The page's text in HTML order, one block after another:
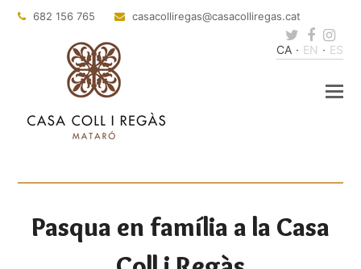
682 156 765 casacolliregas@casacolliregas.cat
Twitter
CA EN ES
Pasqua en família a la Casa